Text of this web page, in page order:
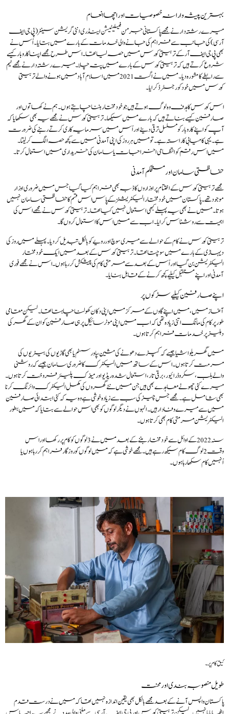
بہترین پیشہ وارانہ خصوصیات اور اچھا انعام
میرے رشتہ دار نے مجھے پاکستانی جرمن فیسلیٹیشن اینڈ ری انٹی گریشن سینٹر (پی جی ایف
آر سی) کی جانب سے فراہم کی جانے والی خدمات کے بارے میں بتایا۔ اُس نے
بھی پی جی ایف آر کے تربیتی کورس میں حصہ لیا تھا۔ اس طرح مجھے اپنا کاروبار کیسے
شروع کرتے ہیں کہ تربیتی کورس کے بارے میں پتہ چلا۔ میرے رشتہ دار نے مجھے ٹیم
سے رابطے کا مشورہ دیا۔ میں نے اگست 2021 میں اسلام آباد میں ہونے والے تربیتی
کورس میں خود کو رجسٹرڈ کرایا۔
اس کورس کا ہدف وہ لوگ ہوتے ہیں جو خودمختار بننا چاہتے ہوں۔ ہم نے کھاتوں اور
صارفین کیسے بناتے ہیں کہ بارے میں سیکھا۔ تربیتی کورس نے مجھے یہ بھی سکھایا کہ
آپ کو اپنے کاروبار کو مسلسل ترقی دینے اور اُس میں سرمایہ کاری کرتے رہنے کی ضرورت
ہے۔ یہی کامیابی کا راستہ ہے۔ تو میں ہر روز کی اپنی آمدنی میں سے کچھ حصہ الگ کرلیتا۔
میں اس رقم کو انتظامی اخراجات یاسامان کی خریداری میں استعمال کرتا۔
حفاظتی سامان اور مستحکم آمدنی
مجھے تربیتی کورس کے اختتام پر اوزاروں کا ڈبہ بھی فراہم کیا گیا جس میں ضروری اوزار
موجود تھے۔ پاکستان میں خودمختار الیکٹریشنز کے پاس اس قسم کا حفاظتی سامان نہیں
ہوتا۔ میں نے بھی یہ پہلے کبھی استعمال نہیں کیا تھا۔ تربیتی کورس نے مجھے اس کی
اہمیت سے روشناس کرایا۔ اب سے میں اس کا استعمال کروں گا۔
تربیتی کورس نے کام کے حوالے سے میری سوچ اور رویے کو بالکل تبدیل کردیا۔ پہلے میں روز کی
دیہاڑی کے بارے میں سوچتا تھا۔ تربیتی کورس کے بعد میں ایک خودمختار
الیکٹریشن بن گیا اور اُس کے بعد سے مرمتی کام کی پیشکش کررہا ہوں۔ اس نے مجھے فوری
آمدنی اور اپنے مستقبل کیلیے کچھ کرنے کے قابل بنایا۔
اپنے صارفین کیلیے سڑکوں پر
آغاز میں، میں اپنے گاوں کے مرکز میں اپنی دکان کھولنا چاہتا تھا۔ لیکن مقامی
طور پر کام کی مانگ اتنی زیادہ تھی کہ اب میں اپنی موٹرسائیکل پر ہی صارفین کو ان کے گھر کی
دہلیز پر خدمات فراہم کرتا ہوں۔
میں گھریلو اشیا جیسے کہ کپڑے دھونے کی مشین، پاور سسٹم یا بھی گاڑیوں کی بیٹریوں کی
مرمت کرتا ہوں۔ اس کے ساتھ میں الیکٹرک کا ضروری سامان جیسے کہ روشنی
والے بلب، سکرو ڈرائیور، برقی تار، استعمال شدہ ریڈیو اور میوزک پلیئر فروخت کرتا ہوں۔
میرے کئی چھوٹے معاہدے بھی ہیں جن میں نئے گھروں کی مکمل الیکٹرک وائرنگ کرنا
بھی شامل ہے۔مجھے جس چیز کی سب سے زیادہ خوشی ہے وہ یہ کہ کئی ابتدائی صارفین
میں سے میرے وفادار ہیں۔ انہوں نے دیگر لوگوں کو بھی اس حوالے سے بتایا کہ میں بطور
الیکٹریشن مرمتی کام بھی کرتا ہوں۔
سنہ 2022 کے اوائل سے خودمختار بننے کے بعد میں نے 3 لوگوں کو کام پر رکھا اور اس
وقت 2 لوگ کام سیکھ رہے ہیں۔ مجھے خوشی ہے کہ میں لوگوں کو روزگار فراہم کررہا ہوں یا
اُنہیں کام سکھا رہا ہوں۔
ئیق کام پر۔
طویل منصوبہ بندی اور محنت
پاکستان واپس آنے کے بعد مجھے بالکل بھی یقین اندازہ نہیں تھا کہ میں نے درست قدم